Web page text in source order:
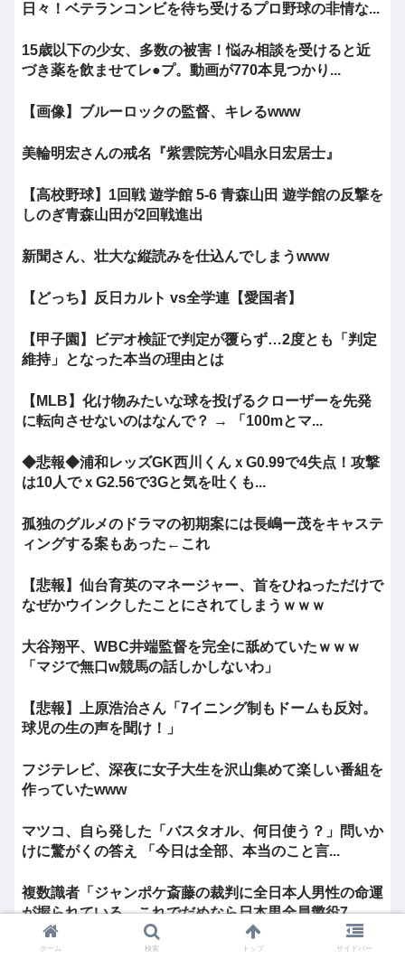
日々！ベテランコンビを待ち受けるプロ野球の非情な...
15歳以下の少女、多数の被害！悩み相談を受けると近
づき薬を飲ませてレ●プ。動画が770本見つかり...
【画像】ブルーロックの監督、キレるwww
美輪明宏さんの戒名『紫雲院芳心唱永日宏居士』
【高校野球】1回戦 遊学館 5-6 青森山田 遊学館の反撃を
しのぎ青森山田が2回戦進出
新聞さん、壮大な縦読みを仕込んでしまうwww
【どっち】反日カルト vs全学連【愛国者】
【甲子園】ビデオ検証で判定が覆らず…2度とも「判定
維持」となった本当の理由とは
【MLB】化け物みたいな球を投げるクローザーを先発
に転向させないのはなんで？ → 「100mとマ...
◆悲報◆浦和レッズGK西川くんｘG0.99で4失点！攻撃
は10人でｘG2.56で3Gと気を吐くも...
孤独のグルメのドラマの初期案には長嶋ー茂をキャステ
ィングする案もあった←これ
【悲報】仙台育英のマネージャー、首をひねっただけで
なぜかウインクしたことにされてしまうｗｗｗ
大谷翔平、WBC井端監督を完全に舐めていたｗｗｗ
「マジで無口w競馬の話しかしないわ」
【悲報】上原浩治さん「7イニング制もドームも反対。
球児の生の声を聞け！」
フジテレビ、深夜に女子大生を沢山集めて楽しい番組を
作っていたwww
マツコ、自ら発した「バスタオル、何日使う？」問いか
けに驚がくの答え 「今日は全部、本当のこと言...
複数識者「ジャンポケ斎藤の裁判に全日本人男性の命運
が握られている。これでだめなら日本男全員懲役7...
キミらって異性とは遊ばないの
ホーム 検索 トップ サイドバー